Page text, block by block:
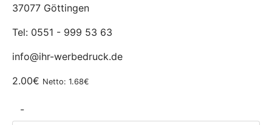
37077 Göttingen
Tel: 0551 - 999 53 63
info@ihr-werbedruck.de
2.00€ Netto: 1.68€
-